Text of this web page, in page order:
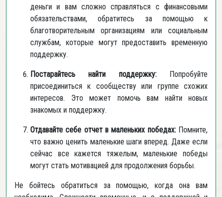
деньги и вам сложно справляться с финансовыми
обязательствами, обратитесь за помощью к
благотворительным организациям или социальным
службам, которые могут предоставить временную
поддержку.
Постарайтесь найти поддержку:Попробуйте
присоединиться к сообществу или группе схожих
интересов. Это может помочь вам найти новых
знакомых и поддержку.
Отдавайте себе отчет в маленьких победах:Помните,
что важно ценить маленькие шаги вперед. Даже если
сейчас все кажется тяжелым, маленькие победы
могут стать мотивацией для продолжения борьбы.
Не бойтесь обратиться за помощью, когда она вам